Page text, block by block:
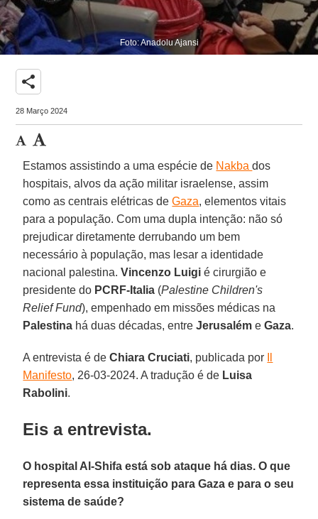
Foto: Anadolu Ajansi
share
28 Março 2024
Estamos assistindo a uma espécie de Nakbados
hospitais, alvos da ação militar israelense, assim
como as centrais elétricas deGaza, elementos vitais
para a população. Com uma dupla intenção: não só
prejudicar diretamente derrubando um bem
necessário à população, mas lesar a identidade
nacional palestina.Vincenzo Luigi é cirurgião e
presidente do PCRF-Italia (Palestine Children's
Relief Fund), empenhado em missões médicas na
Palestina há duas décadas, entreJerusalém eGaza.
A entrevista é deChiara Cruciati, publicada por
Manifesto, 26-03-2024. A tradução é de Luisa
Rabolini.
Eis a entrevista.
O hospital Al-Shifa está sob ataque há dias. O que
representa essa instituição para Gaza e para o seu
sistema de saúde?